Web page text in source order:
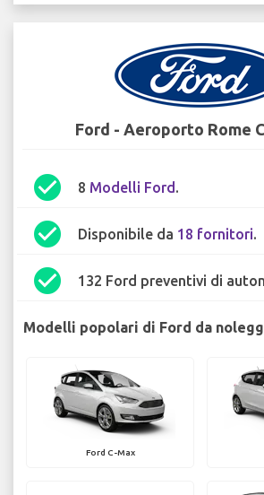
Ford - Aeroporto Rome
check_circle 8 Modelli Ford.
check_circle Disponibile da 18 fornitori.
check_circle 132 Ford preventivi di
Modelli popolari di Ford da
Ford C-Max